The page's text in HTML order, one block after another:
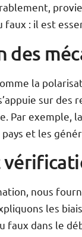
faux : il est
des
la
sur des
Par exemple,
et les
nous
les
faux dans le